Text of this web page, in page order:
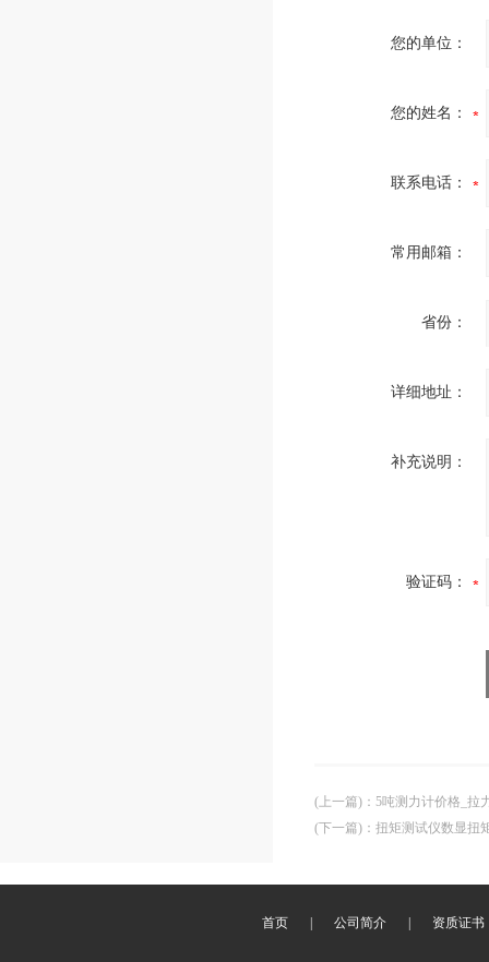
您的单位：
您的姓名：
联系电话：
常用邮箱：
省份：
详细地址：
补充说明：
验证码：
(上一篇) ： 5吨测力计价格_拉
(下一篇) ： 扭矩测试仪数显扭
首页 公司简介 资质证书